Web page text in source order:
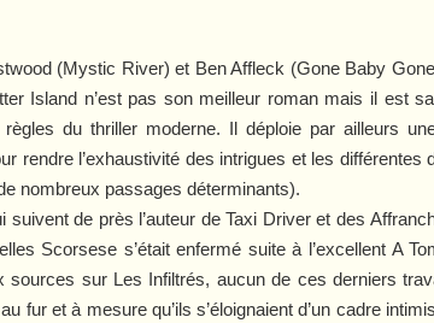
(Mystic River) et Ben Affleck (Gone Baby
Island n’est pas son meilleur roman mais il est
du thriller moderne. Il déploie par ailleurs
rendre l’exhaustivité des intrigues et les
nombreux passages déterminants).
suivent de près l’auteur deTaxi Driveret des
Scorsese s’était enfermé suite à l’excellent A
sources sur Les Infiltrés, aucun de ces derniers
fur et à mesure qu’ils s’éloignaient d’un cadre